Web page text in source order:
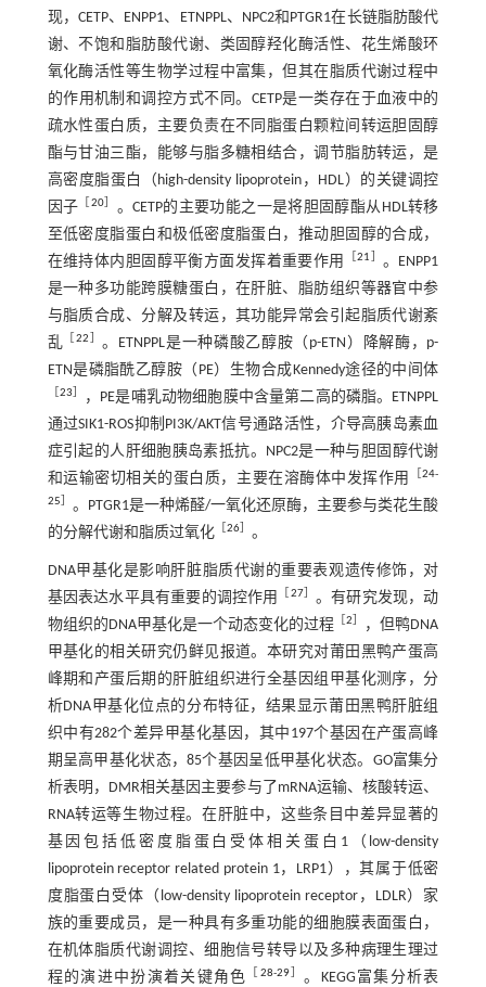
现，CETP、ENPP1、ETNPPL、NPC2和PTGR1在长链脂肪酸代
谢、不饱和脂肪酸代谢、类固醇羟化酶活性、花生烯酸环
氧化酶活性等生物学过程中富集，但其在脂质代谢过程中
的作用机制和调控方式不同。CETP是一类存在于血液中的
疏水性蛋白质，主要负责在不同脂蛋白颗粒间转运胆固醇
酯与甘油三酯，能够与脂多糖相结合，调节脂肪转运，是
高密度脂蛋白（high-density lipoprotein，HDL）的关键调控
因子
20］ 。CETP的主要功能之一是将胆固醇酯从HDL转移
至低密度脂蛋白和极低密度脂蛋白，推动胆固醇的合成，
在维持体内胆固醇平衡方面发挥着重要作用
［21
。ENPP1
是一种多功能跨膜糖蛋白，在肝脏、脂肪组织等器官中参
与脂质合成、分解及转运，其功能异常会引起脂质代谢紊
乱 ［22
。ETNPPL是一种磷酸乙醇胺（p-ETN）降解酶，p-
ETN是磷脂酰乙醇胺（PE）生物合成Kennedy途径的中间体
23
，PE是哺乳动物细胞膜中含量第二高的磷脂。ETNPPL
通过SIK1-ROS抑制PI3K/AKT信号通路活性，介导高胰岛素血
症引起的人肝细胞胰岛素抵抗。NPC2是一种与胆固醇代谢
和运输密切相关的蛋白质，主要在溶酶体中发挥作用
［24-
25
。PTGR1是一种烯醛/一氧化还原酶，主要参与类花生酸
的分解代谢和脂质过氧化
26］ 。
DNA甲基化是影响肝脏脂质代谢的重要表观遗传修饰，对
基因表达水平具有重要的调控作用
27］ 。有研究发现，动
物组织的DNA甲基化是一个动态变化的过程 ［2
，但鸭DNA
甲基化的相关研究仍鲜见报道。本研究对莆田黑鸭产蛋高
峰期和产蛋后期的肝脏组织进行全基因组甲基化测序，分
析DNA甲基化位点的分布特征，结果显示莆田黑鸭肝脏组
织中有282个差异甲基化基因，其中197个基因在产蛋高峰
期呈高甲基化状态，85个基因呈低甲基化状态。GO富集分
析表明，DMR相关基因主要参与了mRNA运输、核酸转运、
RNA转运等生物过程。在肝脏中，这些条目中差异显著的
基因包括低密度脂蛋白受体相关蛋白1（low-density
lipoprotein receptor related protein 1，LRP1），其属于低密
度脂蛋白受体（low-density lipoprotein receptor，LDLR）家
族的重要成员，是一种具有多重功能的细胞膜表面蛋白，
在机体脂质代谢调控、细胞信号转导以及多种病理生理过
程的演进中扮演着关键角色
28-29］ 。KEGG富集分析表